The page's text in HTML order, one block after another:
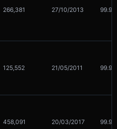
266,381 27/10/2013
125,552 21/05/2011
458,091 20/03/2017